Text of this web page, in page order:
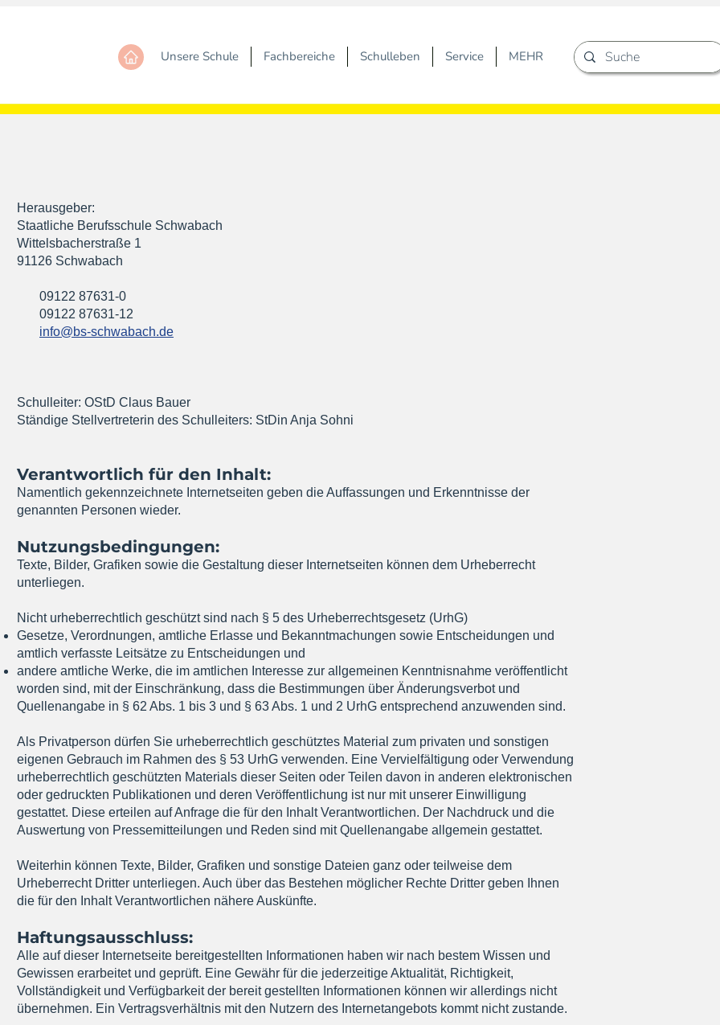
Unsere Schule Fachbereiche Schulleben Service MEHR
Herausgeber:
Staatliche Berufsschule Schwabach
Wittelsbacherstraße 1
91126 Schwabach
09122 87631-0
09122 87631-12
info@bs-schwabach.de
Schulleiter: OStD Claus Bauer
Ständige Stellvertreterin des Schulleiters: StDin Anja Sohni
Verantwortlich für den Inhalt:
Namentlich gekennzeichnete Internetseiten geben die Auffassungen und Erkenntnisse der
genannten Personen wieder.
Nutzungsbedingungen:
Texte, Bilder, Grafiken sowie die Gestaltung dieser Internetseiten können dem Urheberrecht
unterliegen.
Nicht urheberrechtlich geschützt sind nach § 5 des Urheberrechtsgesetz (UrhG)
Gesetze, Verordnungen, amtliche Erlasse und Bekanntmachungen sowie Entscheidungen und
amtlich verfasste Leitsätze zu Entscheidungen und
andere amtliche Werke, die im amtlichen Interesse zur allgemeinen Kenntnisnahme veröffentlicht
worden sind, mit der Einschränkung, dass die Bestimmungen über Änderungsverbot und
Quellenangabe in § 62 Abs. 1 bis 3 und § 63 Abs. 1 und 2 UrhG entsprechend anzuwenden sind.
Als Privatperson dürfen Sie urheberrechtlich geschütztes Material zum privaten und sonstigen
eigenen Gebrauch im Rahmen des § 53 UrhG verwenden. Eine Vervielfältigung oder Verwendung
urheberrechtlich geschützten Materials dieser Seiten oder Teilen davon in anderen elektronischen
oder gedruckten Publikationen und deren Veröffentlichung ist nur mit unserer Einwilligung
gestattet. Diese erteilen auf Anfrage die für den Inhalt Verantwortlichen. Der Nachdruck und die
Auswertung von Pressemitteilungen und Reden sind mit Quellenangabe allgemein gestattet.
Weiterhin können Texte, Bilder, Grafiken und sonstige Dateien ganz oder teilweise dem
Urheberrecht Dritter unterliegen. Auch über das Bestehen möglicher Rechte Dritter geben Ihnen
die für den Inhalt Verantwortlichen nähere Auskünfte.
Haftungsausschluss:
Alle auf dieser Internetseite bereitgestellten Informationen haben wir nach bestem Wissen und
Gewissen erarbeitet und geprüft. Eine Gewähr für die jederzeitige Aktualität, Richtigkeit,
Vollständigkeit und Verfügbarkeit der bereit gestellten Informationen können wir allerdings nicht
übernehmen. Ein Vertragsverhältnis mit den Nutzern des Internetangebots kommt nicht zustande.